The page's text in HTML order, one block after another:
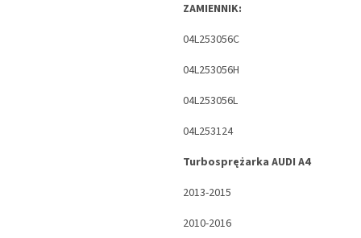
ZAMIENNIK:
04L253056C
04L253056H
04L253056L
04L253124
Turbosprężarka AUDI A4
2013-2015
2010-2016